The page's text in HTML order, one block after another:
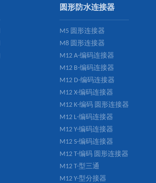
圆形防水连接器
M5 圆形连接器
M8 圆形连接器
M12 A-编码连接器
M12 B-编码连接器
M12 D-编码连接器
M12 X-编码连接器
M12 K-编码 圆形连接器
M12 L-编码连接器
M12 Y-编码连接器
M12 S-编码连接器
M12 T-编码 圆形连接器
M12 T-型三通
M12 Y-型分接器